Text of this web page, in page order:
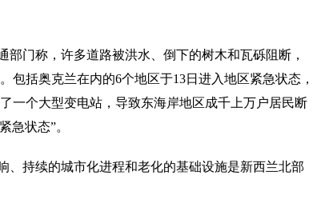
门称，许多道路被洪水、倒下的树木和瓦砾阻断，
括奥克兰在内的6个地区于13日进入地区紧急状态，
一个大型变电站，导致东海岸地区成千上万户居民断
急状态”。
、持续的城市化进程和老化的基础设施是新西兰北部